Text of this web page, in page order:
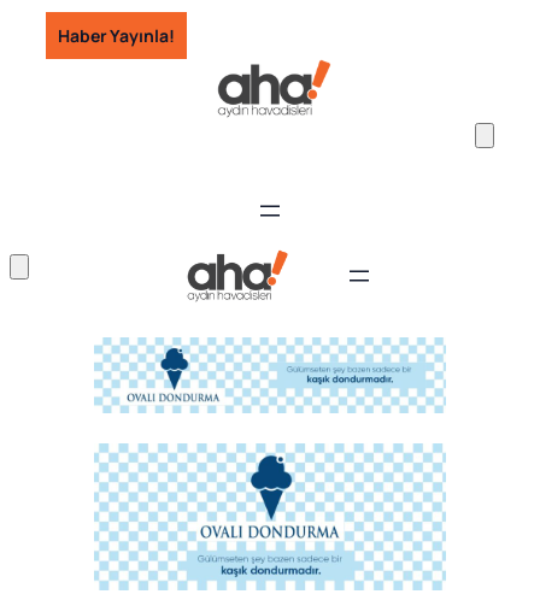
İçeriğe
geç
Haber Yayınla!